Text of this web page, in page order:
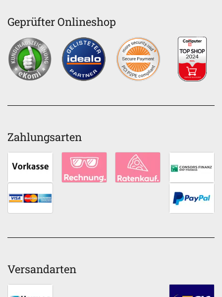
Geprüfter Onlineshop
Zahlungsarten
Versandarten